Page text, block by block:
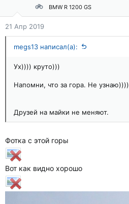
BMW R 1200 GS
21 Апр 2019
megs13 написал(а):
Ух)))) круто)))
Напомни, что за гора. Не узнаю))))
Друзей на майки не меняют.
Фотка с этой горы
Вот как видно хорошо